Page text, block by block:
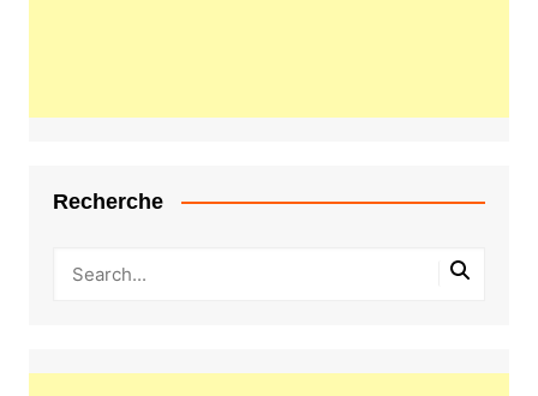
Recherche